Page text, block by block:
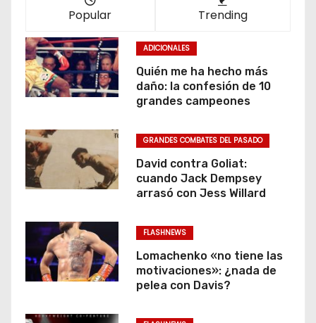
Popular Trending
ADICIONALES
Quién me ha hecho más
daño: la confesión de 10
grandes campeones
GRANDES COMBATES DEL PASADO
David contra Goliat:
cuando Jack Dempsey
arrasó con Jess Willard
FLASHNEWS
Lomachenko «no tiene las
motivaciones»: ¿nada de
pelea con Davis?